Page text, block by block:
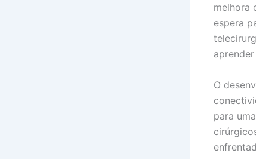
melhora
espera
O
para